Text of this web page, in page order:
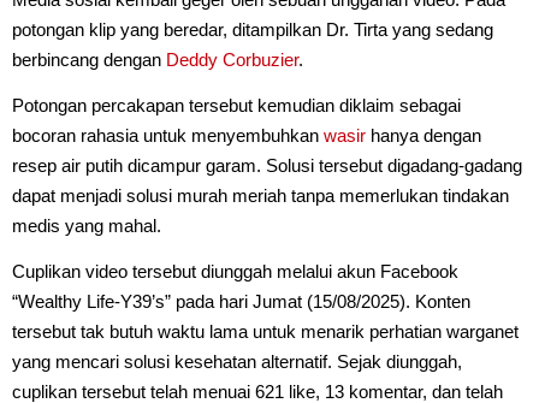
potongan klip yang beredar, ditampilkan Dr. Tirta yang sedang
berbincang dengan Deddy Corbuzier.
Potongan percakapan tersebut kemudian diklaim sebagai
bocoran rahasia untuk menyembuhkan wasir hanya dengan
resep air putih dicampur garam. Solusi tersebut digadang-gadang
dapat menjadi solusi murah meriah tanpa memerlukan tindakan
medis yang mahal.
Cuplikan video tersebut diunggah melalui akun Facebook
“Wealthy Life-Y39’s” pada hari Jumat (15/08/2025). Konten
tersebut tak butuh waktu lama untuk menarik perhatian warganet
yang mencari solusi kesehatan alternatif. Sejak diunggah,
cuplikan tersebut telah menuai 621 like, 13 komentar, dan telah